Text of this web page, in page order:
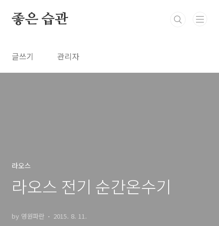
좋은 습관
글쓰기 관리자
라오스
라오스 전기 순간온수기
by 영원파란 2015. 8. 11.